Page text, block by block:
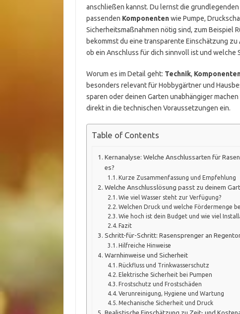
anschließen kannst. Du lernst die
passenden Komponentenwie Pumpe,
Sicherheitsmaßnahmen nötig sind, zum Beispiel
bekommst du eine transparente Einschätzung zu
ob ein Anschluss für dich sinnvoll ist und welche
Worum es im Detail geht: Technik,
besonders relevant für Hobbygärtner und
sparen oder deinen Garten unabhängiger
direkt in die technischen Voraussetzungen ein.
Table of Contents
Kernanalyse: Welche Anschlussarten für
es?
Kurze Zusammenfassung und Empfehlung
Welche Anschlusslösung passt zu deinem
Wie viel Wasser steht zur Verfügung?
Welchen Druck und welche Fördermenge
Wie hoch ist dein Budget und wie viel
Fazit
Schritt-für-Schritt: Rasensprenger an
Hilfreiche Hinweise
Warnhinweise und Sicherheit
Rückfluss und Trinkwasserschutz
Elektrische Sicherheit bei Pumpen
Frostschutz und Frostschäden
Verunreinigung, Hygiene und Wartung
Mechanische Sicherheit und Druck